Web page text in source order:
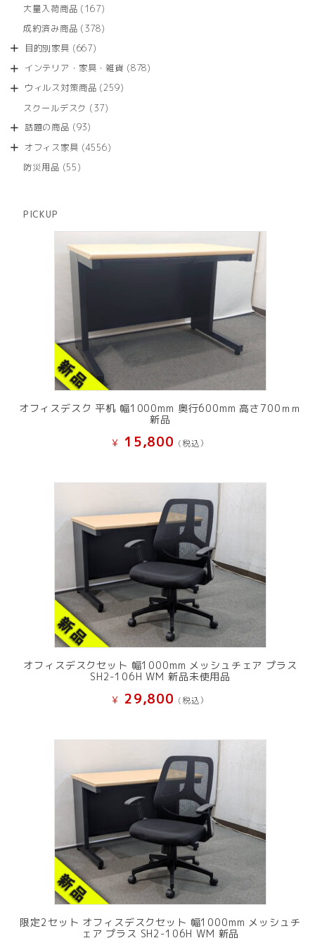
商
の
商
大量入荷商品 167167
の
成約済み商品 378378
商
目的別家具 667667
の
商
インテリア・家具・雑貨 878878
ウィルス対策商品 259259
スクールデスク 3737
商
話題の商品 9393
の
オフィス家具 45564556
防災用品 5555
PICKUP
オフィスデスク 平机 幅1000mm 奥行600mm 高さ700ｍｍ
新品
¥ 15,800 (税込）
オフィスデスクセット 幅1000mm メッシュチェア プラス
SH2-106H WM 新品未使用品
¥ 29,800 (税込）
限定2セット オフィスデスクセット 幅1000mm メッシュチ
ェア プラス SH2-106H WM 新品